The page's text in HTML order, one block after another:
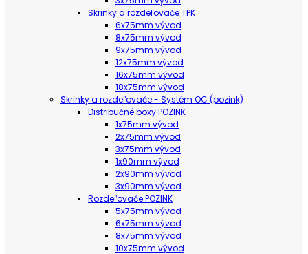
Skrinky a rozdeľovače TPK
6x75mm vývod
8x75mm vývod
9x75mm vývod
12x75mm vývod
16x75mm vývod
18x75mm vývod
Skrinky a rozdeľovače - Systém OC (pozink)
Distribučné boxy POZINK
1x75mm vývod
2x75mm vývod
3x75mm vývod
1x90mm vývod
2x90mm vývod
3x90mm vývod
Rozdeľovače POZINK
5x75mm vývod
6x75mm vývod
8x75mm vývod
10x75mm vývod